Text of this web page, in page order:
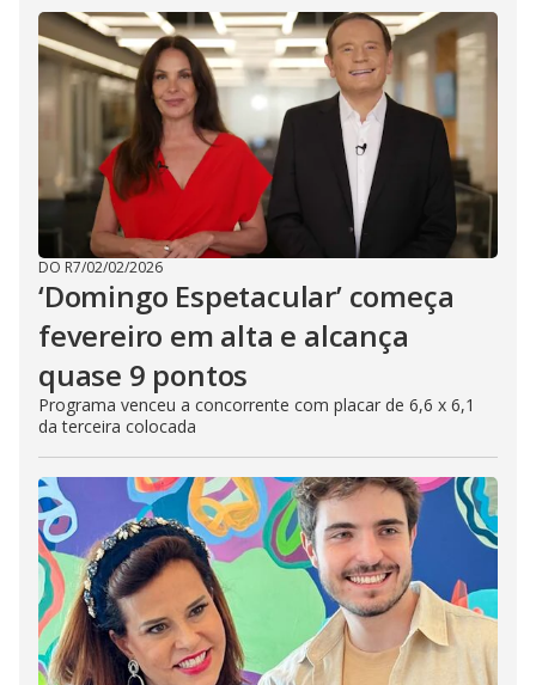
DO R7/02/02/2026
‘Domingo Espetacular’ começa
fevereiro em alta e alcança
quase 9 pontos
Programa venceu a concorrente com placar de 6,6 x 6,1
da terceira colocada